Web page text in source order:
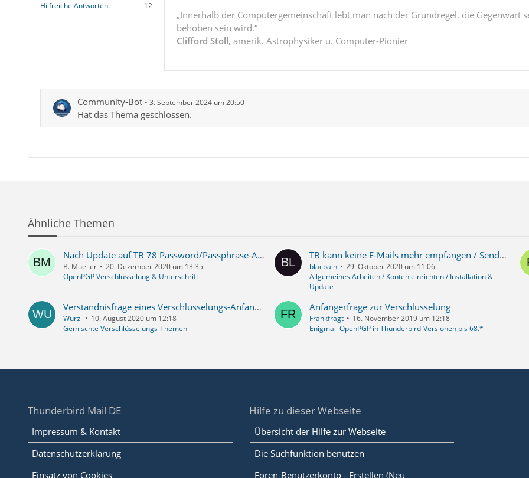
Hilfreiche Antworten
12
„Innerhalb der Computergemeinschaft lebt man nach der Grundregel, die Gegenwart
behoben sein wird.“
Clifford Stoll, amerik. Astrophysiker u. Computer-Pionier
Community-Bot 3. September 2024 um 20:50
Hat das Thema geschlossen.
Ähnliche Themen
Nach Update auf TB 78 Password/Passphrase-Abfrage für private Schlüssel wieder einrichten - Schritt für Schritt
B. Mueller
20. Dezember 2020 um 13:35
OpenPGP Verschlüsselung & Unterschrift
TB kann keine E-Mails mehr empfangen / Senden geht noch. Problem war ESET Nod32 - Lösung hier im Thema - ESET dann wieder erfolgreich aktiv
blacpain
29. Oktober 2020 um 11:06
Allgemeines Arbeiten / Konten einrichten / Installation &
Update
Verständnisfrage eines Verschlüsselungs-Anfängers :)
Wurzl
10. August 2020 um 12:18
Gemischte Verschlüsselungs-Themen
Anfängerfrage zur Verschlüsselung
Frankfragt
16. November 2019 um 12:18
Enigmail OpenPGP in Thunderbird-Versionen bis 68.*
Thunderbird Mail DE
Impressum & Kontakt
Datenschutzerklärung
Einsatz von Cookies
Hilfe zu dieser Webseite
Übersicht der Hilfe zur Webseite
Die Suchfunktion benutzen
Foren-Benutzerkonto - Erstellen (Neu